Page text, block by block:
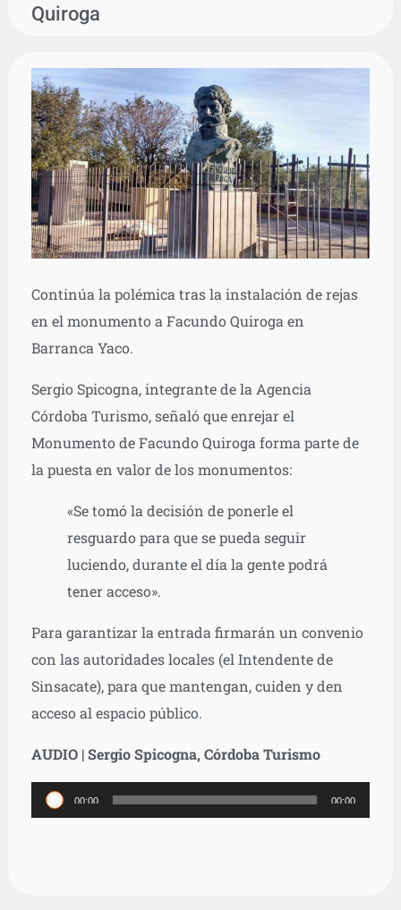
Quiroga
Continúa la polémica tras la instalación de rejas
en el monumento a Facundo Quiroga en
Barranca Yaco.
Sergio Spicogna, integrante de la Agencia
Córdoba Turismo, señaló que enrejar el
Monumento de Facundo Quiroga forma parte de
la puesta en valor de los monumentos:
«Se tomó la decisión de ponerle el
resguardo para que se pueda seguir
luciendo, durante el día la gente podrá
tener acceso».
Para garantizar la entrada firmarán un convenio
con las autoridades locales (el Intendente de
Sinsacate), para que mantengan, cuiden y den
acceso al espacio público.
AUDIO | Sergio Spicogna, Córdoba Turismo
Reproductor
de
00:00 00:00